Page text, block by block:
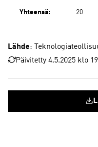
Yhteensä: 20
Lähde:
Päivitetty 4.5.2025 klo